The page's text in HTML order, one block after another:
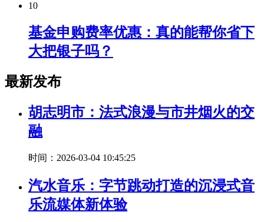
10
基金申购费率优惠：真的能帮你省下
大把银子吗？
最新发布
胡志明市：法式浪漫与市井烟火的交
融
时间：2026-03-04 10:45:25
汽水音乐：字节跳动打造的沉浸式音
乐流媒体新体验